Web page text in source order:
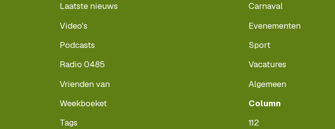
Laatste nieuws
Video's
Podcasts
Radio 0485
Vrienden van
Weekboeket
Tags
Carnaval
Evenementen
Sport
Vacatures
Algemeen
Column
112